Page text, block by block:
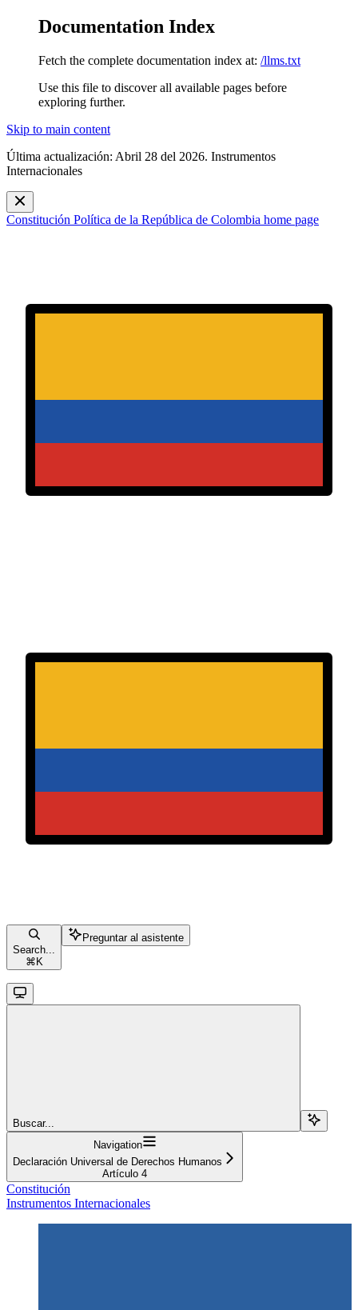
Documentation Index
Fetch the complete documentation index at: /llms.txt
Use this file to discover all available pages before
exploring further.
Skip to main content
Última actualización: Abril 28 del 2026. Instrumentos
Internacionales
Constitución Política de la República de Colombia home page
Search...
⌘ K
Preguntar al asistente
Buscar...
Navigation
Declaración Universal de Derechos Humanos
Artículo 4
Constitución
Instrumentos Internacionales